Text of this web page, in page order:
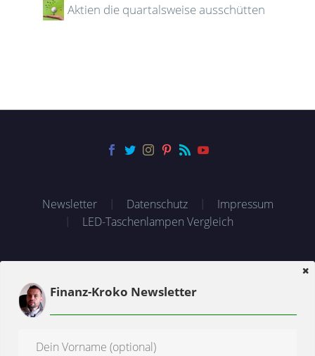
Aktien die quartalsweise ausschütten
Newsletter Datenschutz
Impressum
LED-Taschenlampen Vergleich
Finanz-Kroko Newsletter